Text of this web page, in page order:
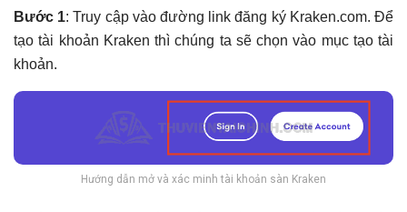
Có thể bạn chưa biết
Bước 1: Truy cập vào đường link đăng ký Kraken.com. Để
tạo tài khoản Kraken thì chúng ta sẽ chọn vào mục tạo tài
khoản.
Hướng dẫn mở và xác minh tài khoản sàn Kraken